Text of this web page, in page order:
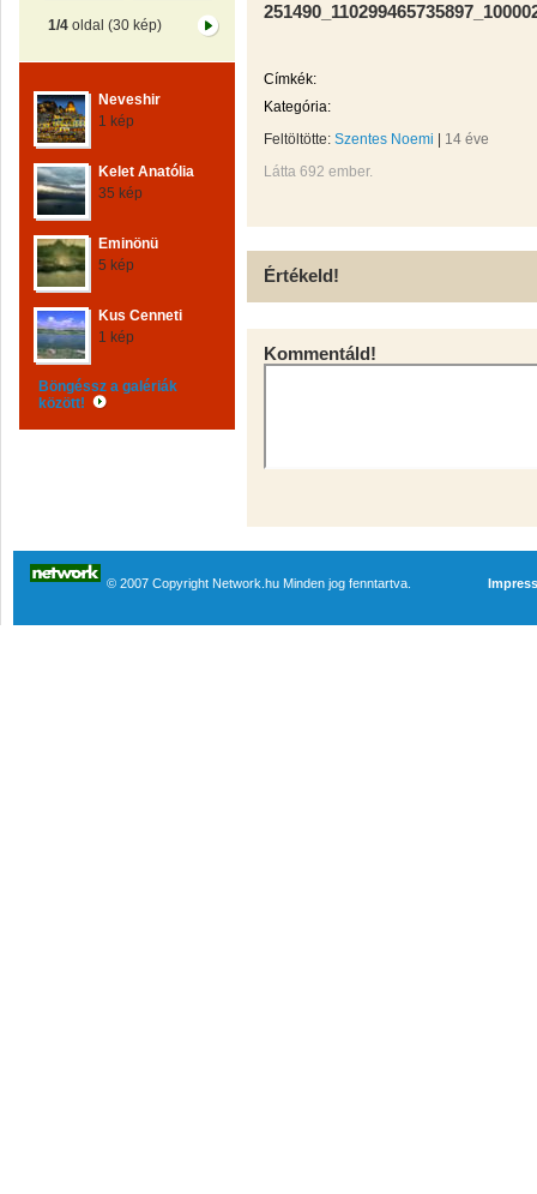
1/4oldal (30 kép)
Neveshir
1 kép
Kelet Anatólia
35 kép
Eminönü
5 kép
Kus Cenneti
1 kép
Böngéssz a galériák
között!
Címkék:
Kategória:
Feltöltötte: Szentes Noemi
14 éve
Látta 692 ember.
Értékeld!
Kommentáld!
© 2007 Copyright Network.hu Minden jog fenntartva.